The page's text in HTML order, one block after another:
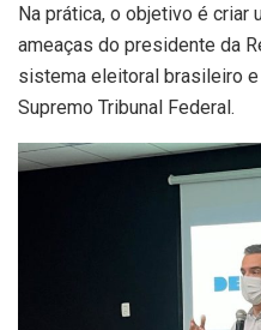
Na prática, o objetivo é criar
ameaças do presidente da
sistema eleitoral brasileiro
Supremo Tribunal Federal.